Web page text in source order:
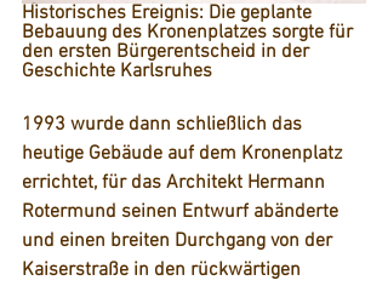
Historisches Ereignis: Die geplante
Bebauung des Kronenplatzes sorgte für
den ersten Bürgerentscheid in der
Geschichte Karlsruhes
1993 wurde dann schließlich das
heutige Gebäude auf dem Kronenplatz
errichtet, für das Architekt Hermann
Rotermund seinen Entwurf abänderte
und einen breiten Durchgang von der
Kaiserstraße in den rückwärtigen